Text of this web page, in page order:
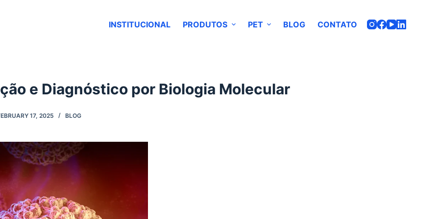
INSTITUCIONAL PRODUTOS PET BLOG CONTATO
e Diagnóstico por Biologia Molecular
17, 2025 BLOG